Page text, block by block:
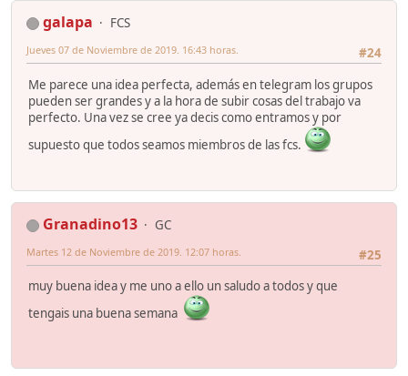
galapa
FCS
#24
Jueves 07 de Noviembre de 2019. 16:43 horas.
Me parece una idea perfecta, además en telegram los grupos
pueden ser grandes y a la hora de subir cosas del trabajo va
perfecto. Una vez se cree ya decis como entramos y por
supuesto que todos seamos miembros de las fcs.
Granadino13
GC
#25
Martes 12 de Noviembre de 2019. 12:07 horas.
muy buena idea y me uno a ello un saludo a todos y que
tengais una buena semana